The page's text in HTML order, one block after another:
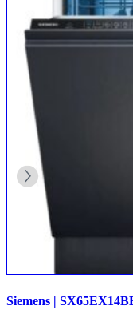
Siemens |